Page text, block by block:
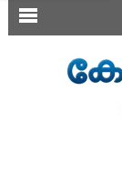
SECTIONS